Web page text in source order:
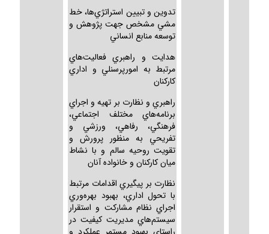
تدوين و تبيين استراتژي‌ها، خط
مشي مشخص جهت پژوهش و
توسعه منابع انساني
هدايت و راهبري فعاليت‌هاي
مرتبط به امورپرسنلي و اداري
كاركنان
راهبري و نظارت بر تهيه و اجراي
برنامه‌هاي مختلف اجتماعي،
فرهنگي، رفاهي، ورزشي و
تفريحي به منظور پرورش و
تقويت روحيه سالم و با نشاط
ميان كاركنان و خانواده آنان
نظارت بر پيگيري اقدامات مرتبط
با تحول اداري، بهبود بهره‌وري
اجراي نظام مشاركت و استقرار
سيستم‌هاي مديريت كيفيت در